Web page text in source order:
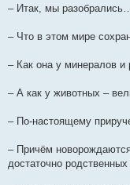
– Итак, мы
– Что в этом мире
– Как она у минералов и
– А как у животных –
– По-настоящему
– Причём
достаточно